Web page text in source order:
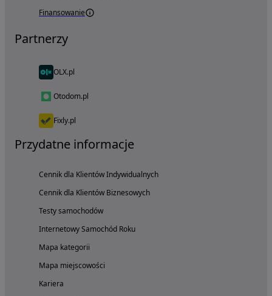
Finansowanie
Partnerzy
OLX.pl
Otodom.pl
Fixly.pl
Przydatne informacje
Cennik dla Klientów Indywidualnych
Cennik dla Klientów Biznesowych
Testy samochodów
Internetowy Samochód Roku
Mapa kategorii
Mapa miejscowości
Kariera